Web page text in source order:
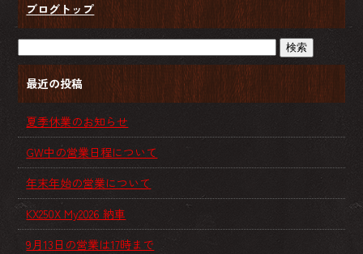
ブログトップ
最近の投稿
夏季休業のお知らせ
GW中の営業日程について
年末年始の営業について
KX250X My2026 納車
9月13日の営業は17時まで